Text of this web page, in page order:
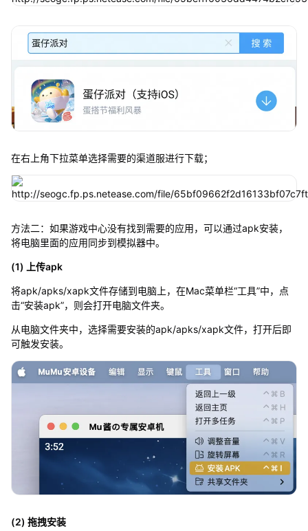
在右上角下拉菜单选择需要的渠道服进行下载；
方法二：如果游戏中心没有找到需要的应用，可以通过apk安装，
将电脑里面的应用同步到模拟器中。
(1) 上传apk
将apk/apks/xapk文件存储到电脑上，在Mac菜单栏“工具”中，点
击“安装apk”，则会打开电脑文件夹。
从电脑文件夹中，选择需要安装的apk/apks/xapk文件，打开后即
可触发安装。
(2) 拖拽安装